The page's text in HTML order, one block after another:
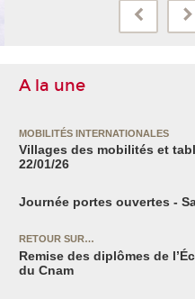
A la une
MOBILITÉS INTERNATIONALES
Villages des mobilités et
22/01/26
Journée portes ouvertes -
RETOUR SUR…
Remise des diplômes de
du Cnam